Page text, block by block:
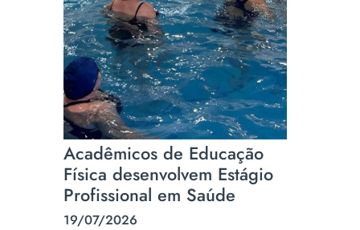
Acadêmicos de Educação
Física desenvolvem Estágio
Profissional em Saúde
19/07/2026